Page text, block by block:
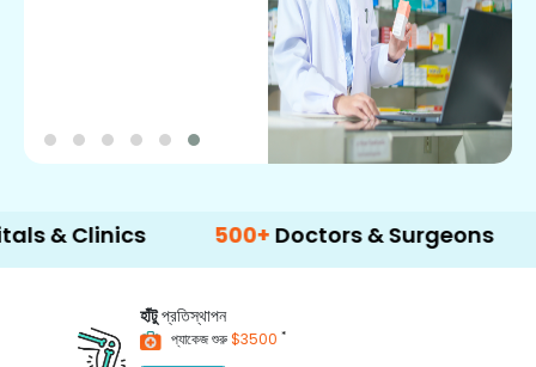
500+ Doctors & Surgeons 14+
হাঁটুপ্রতিস্থাপন
প্যাকেজ শুরু$3500 *